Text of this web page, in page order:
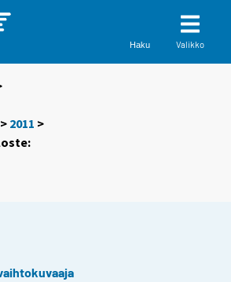
Haku Valikko
> 2011 >